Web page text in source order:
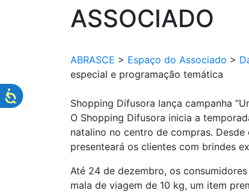
ASSOCIADO
ABRASCE > Espaço do Associado >
especial e programação temática
Shopping Difusora lança campanha
O Shopping Difusora inicia a
natalino no centro de compras. Desde
presenteará os clientes com brindes
Até 24 de dezembro, os
mala de viagem de 10 kg, um item